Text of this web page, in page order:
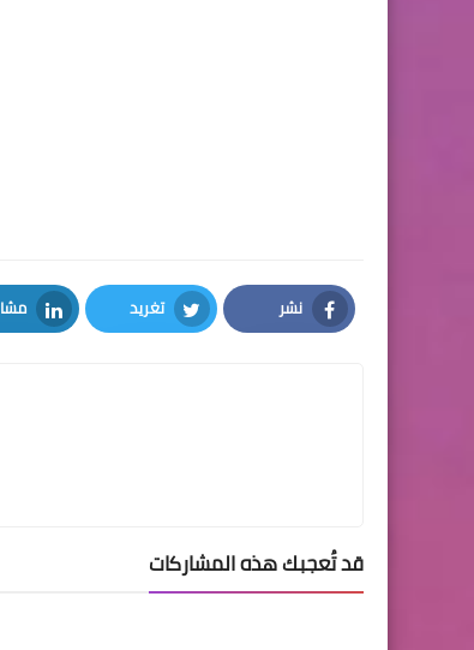
نشر
Facebook
تغريد
Twitter
قد تُعجبك هذه المشاركات